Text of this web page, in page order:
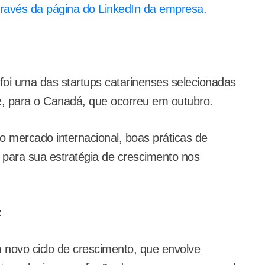
da página do LinkedIn da empresa.
uma das startups catarinenses selecionadas
para o Canadá, que ocorreu em outubro.
mercado internacional, boas práticas de
sua estratégia de crescimento nos
ciclo de crescimento, que envolve